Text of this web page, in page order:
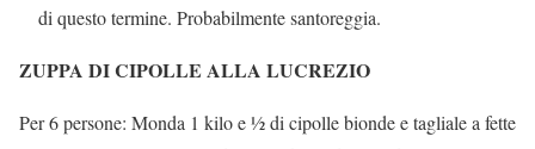
di questo termine. Probabilmente santoreggia.
ZUPPA DI CIPOLLE ALLA LUCREZIO
Per 6 persone: Monda 1 kilo e ½ di cipolle bionde e tagliale a fette